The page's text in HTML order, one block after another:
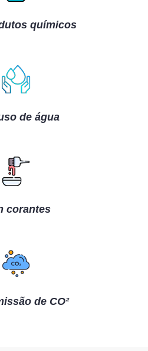
químicos
de água
corantes
de CO²